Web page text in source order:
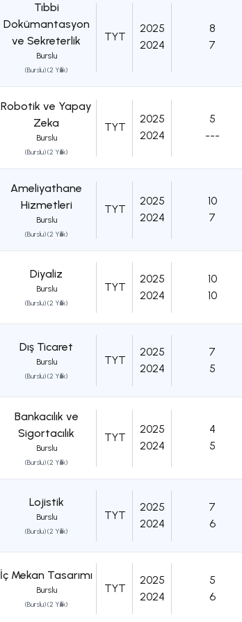
Tıbbi
Dokümantasyon
ve Sekreterlik
Burslu
(Burslu) (2 Yıllık)
TYT
2025
2024
8
7
Robotik ve Yapay
Zeka
Burslu
(Burslu) (2 Yıllık)
TYT
2025
2024
5
---
Ameliyathane
Hizmetleri
Burslu
(Burslu) (2 Yıllık)
TYT
2025
2024
10
7
Diyaliz
Burslu
(Burslu) (2 Yıllık)
TYT
2025
2024
10
10
Dış Ticaret
Burslu
(Burslu) (2 Yıllık)
TYT
2025
2024
7
5
Bankacılık ve
Sigortacılık
Burslu
(Burslu) (2 Yıllık)
TYT
2025
2024
4
5
Lojistik
Burslu
(Burslu) (2 Yıllık)
TYT
2025
2024
7
6
İç Mekan Tasarımı
Burslu
(Burslu) (2 Yıllık)
TYT
2025
2024
5
6